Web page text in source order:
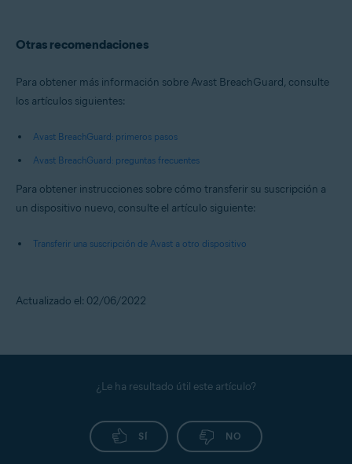
Otras recomendaciones
Para obtener más información sobre Avast BreachGuard, consulte
los artículos siguientes:
Avast BreachGuard: primeros pasos
Avast BreachGuard: preguntas frecuentes
Para obtener instrucciones sobre cómo transferir su suscripción a
un dispositivo nuevo, consulte el artículo siguiente:
Transferir una suscripción de Avast a otro dispositivo
Actualizado el: 02/06/2022
¿Le ha resultado útil este artículo?
SÍ NO